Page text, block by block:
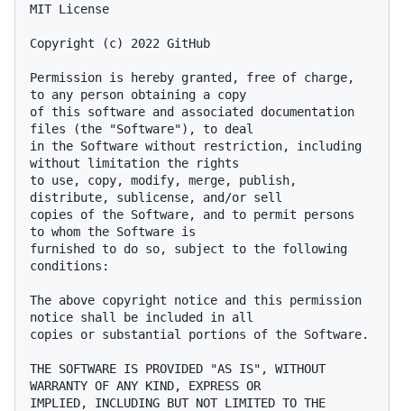
MIT License
Copyright (c) 2022 GitHub
Permission is hereby granted, free of charge,
to any person obtaining a copy
of this software and associated documentation
files (the "Software"), to deal
in the Software without restriction, including
without limitation the rights
to use, copy, modify, merge, publish,
distribute, sublicense, and/or sell
copies of the Software, and to permit persons
to whom the Software is
furnished to do so, subject to the following
conditions:
The above copyright notice and this permission
notice shall be included in all
copies or substantial portions of the Software.
THE SOFTWARE IS PROVIDED "AS IS", WITHOUT
WARRANTY OF ANY KIND, EXPRESS OR
IMPLIED, INCLUDING BUT NOT LIMITED TO THE